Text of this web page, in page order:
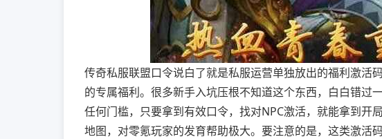
传奇私服联盟口令说白了就是私服运营单独放出的福利激活
的专属福利。很多新手入坑压根不知道这个东西，白白错过
任何门槛，只要拿到有效口令，找对NPC激活，就能拿到开
地图，对零氪玩家的发育帮助极大。要注意的是，这类激活